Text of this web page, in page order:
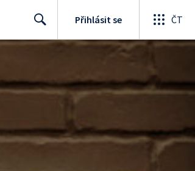
Search
Přihlásit se ČT